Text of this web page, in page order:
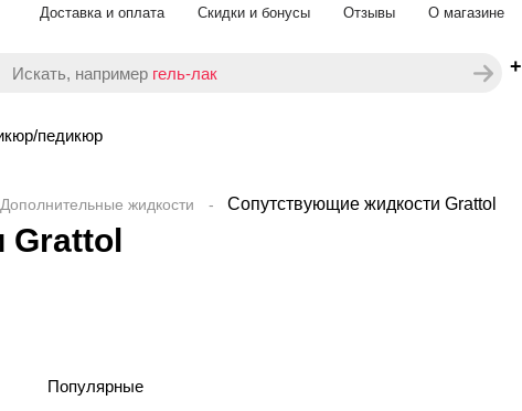
Доставка и оплата Скидки и бонусы Отзывы О магазине
Искать, например гель-лак
педикюр
Дополнительные жидкости Сопутствующие жидкости Grattol
Grattol
Популярные